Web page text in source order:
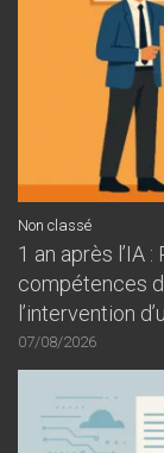
Non classé
1 an après l’IA
compétences
l’intervention
07/08/2026